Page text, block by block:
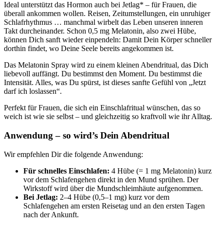
Ideal unterstützt das Hormon auch bei Jetlag* – für Frauen, die
überall ankommen wollen. Reisen, Zeitumstellungen, ein unruhiger
Schlafrhythmus … manchmal wirbelt das Leben unseren inneren
Takt durcheinander. Schon 0,5 mg Melatonin, also zwei Hübe,
können Dich sanft wieder einpendeln: Damit Dein Körper schneller
dorthin findet, wo Deine Seele bereits angekommen ist.
Das Melatonin Spray wird zu einem kleinen Abendritual, das Dich
liebevoll auffängt. Du bestimmst den Moment. Du bestimmst die
Intensität. Alles, was Du spürst, ist dieses sanfte Gefühl von „Jetzt
darf ich loslassen“.
Perfekt für Frauen, die sich ein Einschlafritual wünschen, das so
weich ist wie sie selbst – und gleichzeitig so kraftvoll wie ihr Alltag.
Anwendung – so wird’s Dein Abendritual
Wir empfehlen Dir die folgende Anwendung:
Für schnelles Einschlafen: 4 Hübe (= 1 mg Melatonin) kurz
vor dem Schlafengehen direkt in den Mund sprühen. Der
Wirkstoff wird über die Mundschleimhäute aufgenommen.
Bei Jetlag: 2–4 Hübe (0,5–1 mg) kurz vor dem
Schlafengehen am ersten Reisetag und an den ersten Tagen
nach der Ankunft.